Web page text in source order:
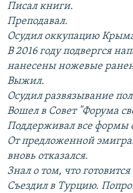
Писал книги.
Преподавал.
Осудил оккупацию
В 2016 году подвергся
нанесены ножевые
Выжил.
Осудил развязывание
Вошел в Совет "Форума
Поддерживал все формы
От предложенной
вновь отказался.
Знал о том, что готовится
Съездил в Турцию.